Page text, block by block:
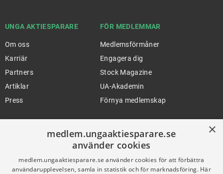
UNGA AKTIESPARARE
Om oss
Karriär
Partners
Artiklar
Press
FÖR MEDLEMMAR
Medlemsförmåner
Engagera dig
Stock Magazine
UA-Akademin
Förnya medlemskap
FÖR SKOLOR
Ung Privatekonomi
HJÄLP ×
medlem.ungaaktiesparare.se
använder cookies
medlem.ungaaktiesparare.se använder cookies för att förbättra
användarupplevelsen, samla in statistik och för marknadsföring. Här